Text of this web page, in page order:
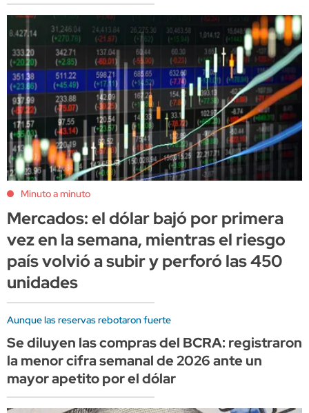
Minuto a minuto
Mercados: el dólar bajó por primera
vez en la semana, mientras el riesgo
país volvió a subir y perforó las 450
unidades
Aunque las reservas rebotaron fuerte
Se diluyen las compras del BCRA: registraron
la menor cifra semanal de 2026 ante un
mayor apetito por el dólar